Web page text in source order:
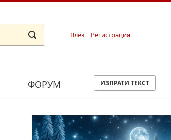
Влез Регистрация
ФОРУМ ИЗПРАТИ ТЕКСТ